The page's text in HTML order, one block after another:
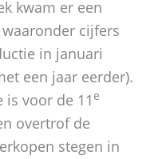
kwam er een
cijfers
in januari
een jaar eerder).
voor de 11 e
overtrof de
stegen in